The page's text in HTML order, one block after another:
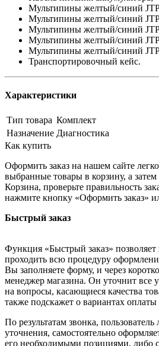
Мультипины желтый/синий
Мультипины желтый/синий
Мультипины желтый/синий
Мультипины желтый/синий
Мультипины желтый/синий
Транспортировочный кейс.
Характеристики
Тип товара Комплект
Назначение Диагностика
Как купить
Оформить заказ на нашем сайте
выбранные товары в корзину, а
Корзина, проверьте правильность
нажмите кнопку «Оформить заказ»
Быстрый заказ
Функция «Быстрый заказ»
проходить всю процедуру
Вы заполняете форму, и через
менеджер магазина. Он уточнит все
на вопросы, касающиеся качества
также подскажет о вариантах оплаты
По результатам звонка,
уточнения, самостоятельно
его необходимыми позициями, либо